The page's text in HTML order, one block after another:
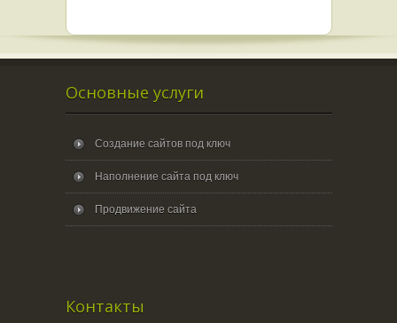
Основные услуги
Создание сайтов под ключ
Наполнение сайта под ключ
Продвижение сайта
Контакты